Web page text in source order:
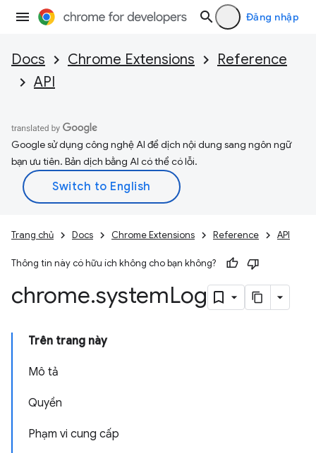
Đăng nhập
Docs Chrome Extensions
Reference
API
Google sử dụng công nghệ AI để dịch nội dung sang ngôn ngữ
bạn ưu tiên. Bản dịch bằng AI có thể có lỗi.
Trang chủ Docs Chrome Extensions Reference API
Thông tin này có hữu ích không cho bạn không?
chrome.systemLog
Trên trang này
Mô tả
Quyền
Phạm vi cung cấp